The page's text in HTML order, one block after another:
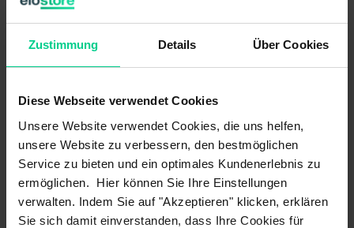
Zustimmung Details Über Cookies
Diese Webseite verwendet Cookies
Unsere Website verwendet Cookies, die uns helfen,
unsere Website zu verbessern, den bestmöglichen
Service zu bieten und ein optimales Kundenerlebnis zu
ermöglichen. Hier können Sie Ihre Einstellungen
verwalten. Indem Sie auf "Akzeptieren" klicken, erklären
Sie sich damit einverstanden, dass Ihre Cookies für
Stückzahl
ab 50 Stk.
120,79 €
In den Warenkorb
Angebot erstellen